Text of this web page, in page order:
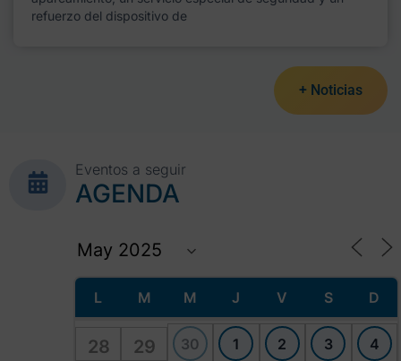
refuerzo del dispositivo de
+ Noticias
Eventos a seguir
AGENDA
L M M J V S D
28 29 30 1 2 3 4